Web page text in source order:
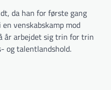
da han for første gang
venskabskamp mod
år arbejdet sig trin for trin
og talentlandshold.